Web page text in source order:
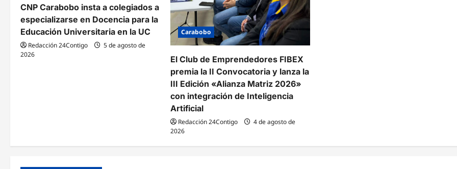
t
r
a
CNP Carabobo insta a colegiados a
especializarse en Docencia para la
Educación Universitaria en la UC
Redacción 24Contigo
5 de agosto de
2026
Carabobo
El Club de Emprendedores FIBEX
premia la II Convocatoria y lanza la
III Edición «Alianza Matriz 2026»
con integración de Inteligencia
Artificial
Redacción 24Contigo
4 de agosto de
2026